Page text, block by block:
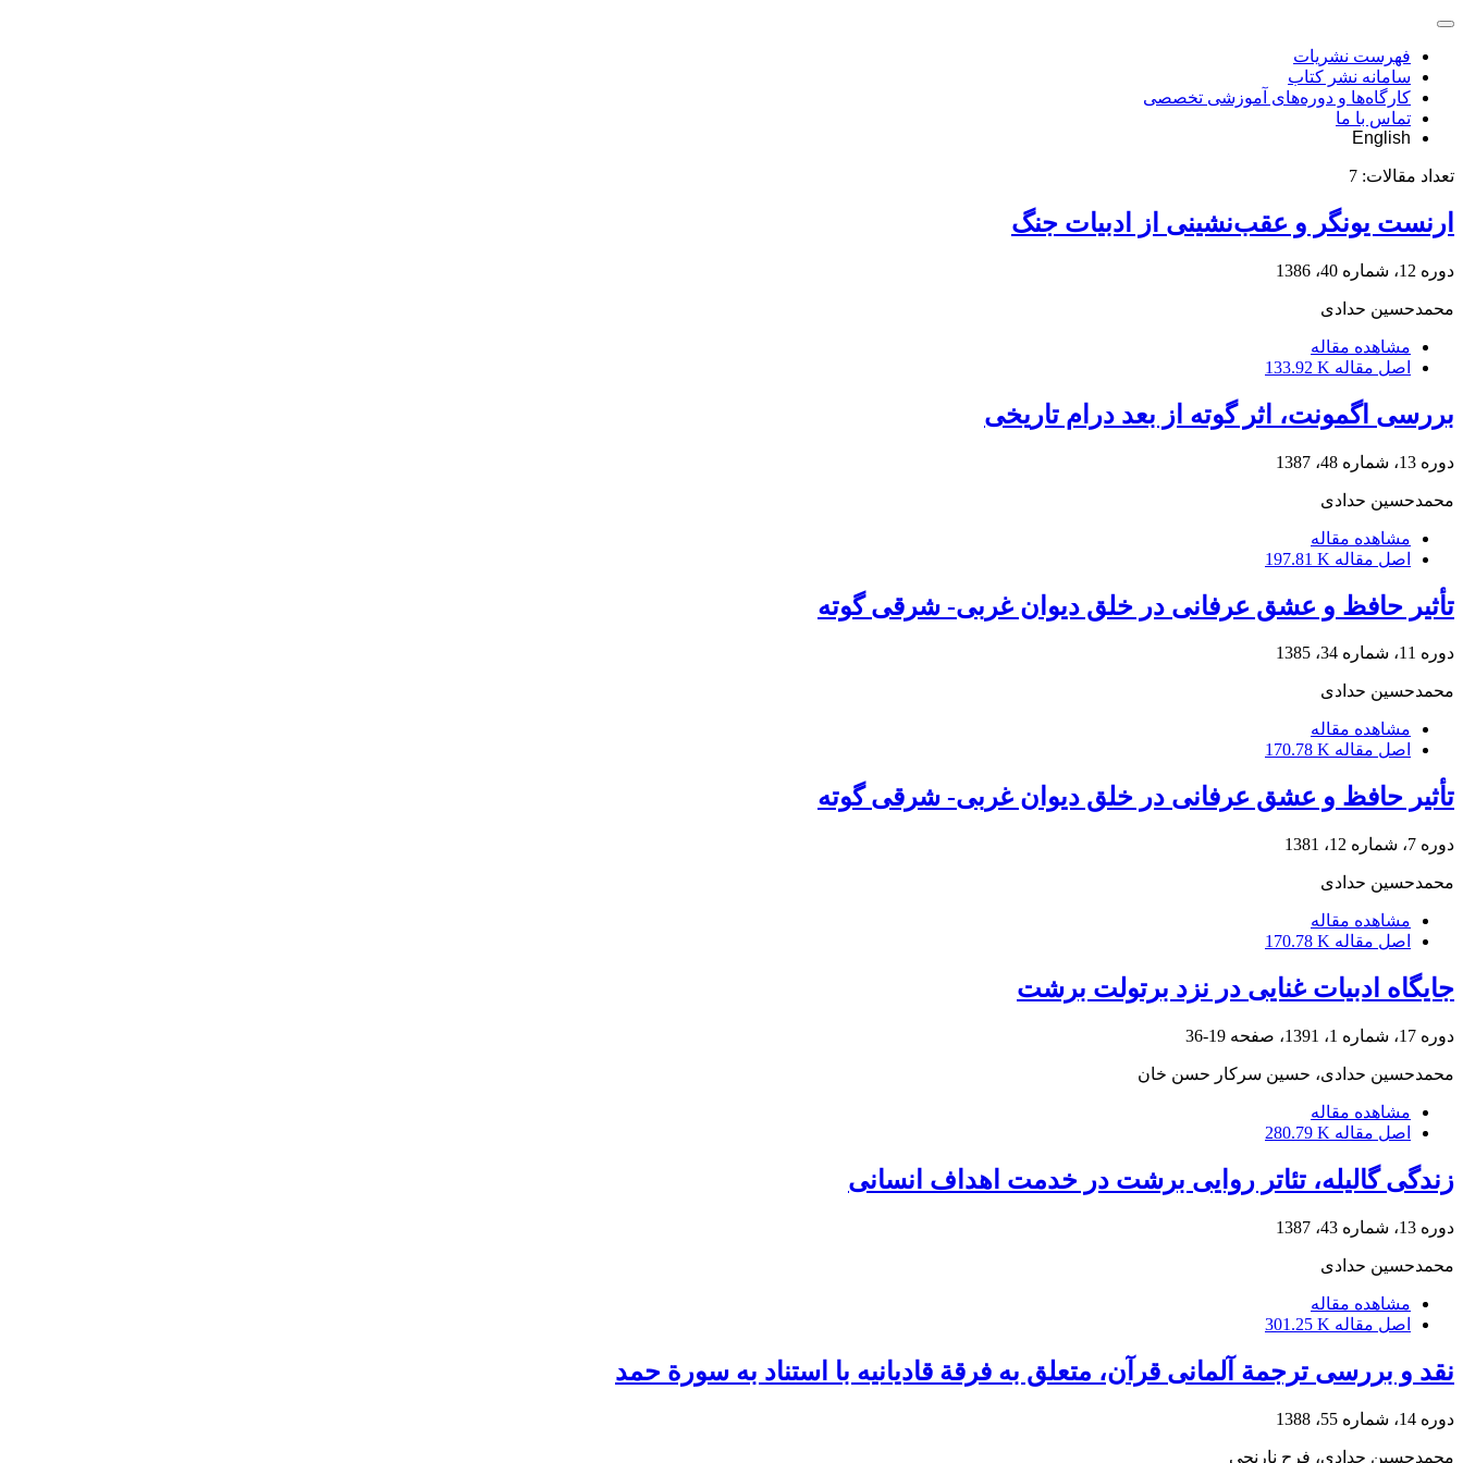
فهرست نشریات
سامانه نشر کتاب
کارگاه‌ها و دوره‌های آموزشی تخصصی
تماس با ما
English
تعداد مقالات: 7
ارنست یونگر و عقب‌نشینی از ادبیات جنگ
دوره 12، شماره 40، 1386
محمدحسین حدادی
مشاهده مقاله
اصل مقاله 133.92 K
بررسی اگمونت، اثر گوته از بعد درام تاریخی
دوره 13، شماره 48، 1387
محمدحسین حدادی
مشاهده مقاله
اصل مقاله 197.81 K
تأثیر حافظ و عشق عرفانی در خلق دیوان غربی- شرقی گوته
دوره 11، شماره 34، 1385
محمدحسین حدادی
مشاهده مقاله
اصل مقاله 170.78 K
تأثیر حافظ و عشق عرفانی در خلق دیوان غربی- شرقی گوته
دوره 7، شماره 12، 1381
محمدحسین حدادی
مشاهده مقاله
اصل مقاله 170.78 K
جایگاه ادبیات غنایی در نزد برتولت برشت
دوره 17، شماره 1، 1391، صفحه 19-36
محمدحسین حدادی، حسین سرکار حسن خان
مشاهده مقاله
اصل مقاله 280.79 K
زندگی گالیله، تئاتر روایی برشت در خدمت اهداف انسانی
دوره 13، شماره 43، 1387
محمدحسین حدادی
مشاهده مقاله
اصل مقاله 301.25 K
نقد و بررسی ترجمة آلمانی قرآن، متعلق به فرقة قادیانیه با استناد به سورة حمد
دوره 14، شماره 55، 1388
محمدحسین حدادی، فرح نارنجی